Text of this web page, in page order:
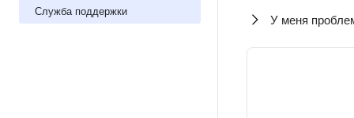
Служба поддержки
У меня